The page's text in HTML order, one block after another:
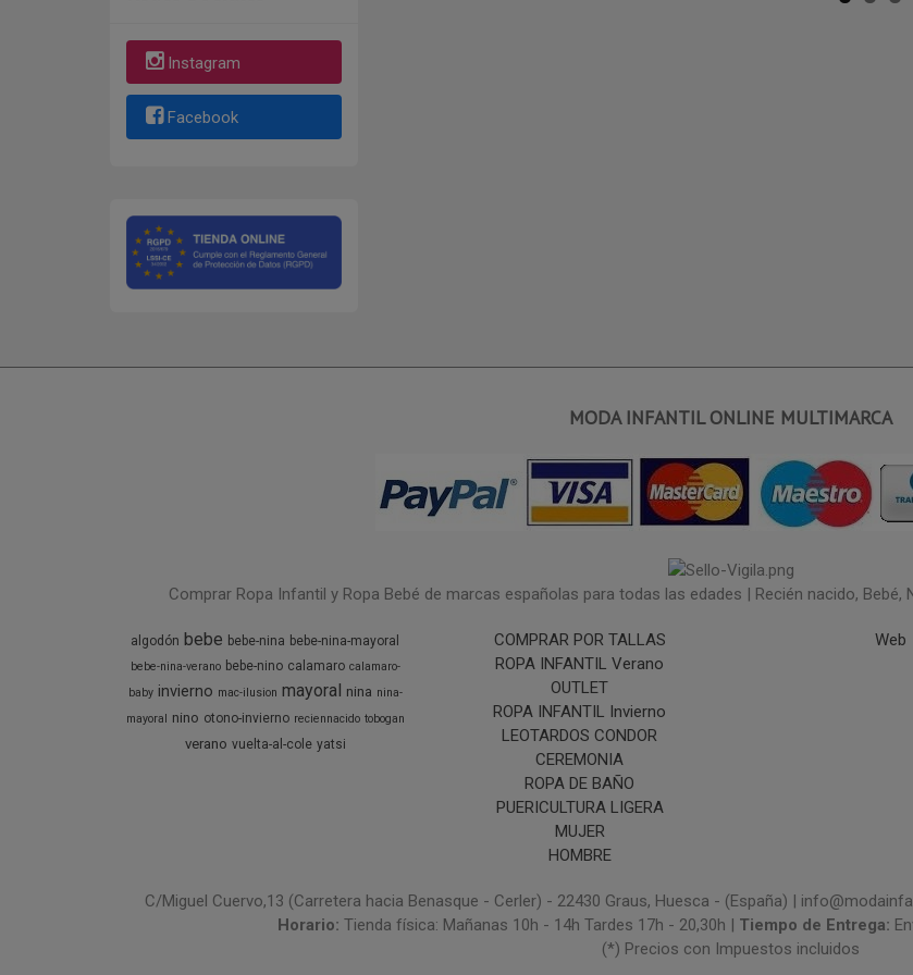
Instagram
Facebook
MODA INFANTIL ONLINE MULTIMARCA
Comprar Ropa Infantil y Ropa Bebé de marcas españolas para todas las edades | Recién nacido, Bebé,
algodón bebe bebe-nina bebe-nina-mayoral
bebe-nina-verano bebe-nino calamaro calamaro-
baby invierno mac-ilusion mayoral nina nina-
mayoral
nino otono-invierno reciennacido tobogan
verano vuelta-al-cole yatsi
COMPRAR POR TALLAS
ROPA INFANTIL Verano
OUTLET
ROPA INFANTIL Invierno
LEOTARDOS CONDOR
CEREMONIA
ROPA DE BAÑO
PUERICULTURA LIGERA
MUJER
HOMBRE
Web
C/Miguel Cuervo,13 (Carretera hacia Benasque - Cerler) - 22430 Graus, Huesca - (España) |
Horario:Tienda física: Mañanas 10h - 14h Tardes 17h - 20,30h | Tiempo de Entrega:
(*) Precios con Impuestos incluidos